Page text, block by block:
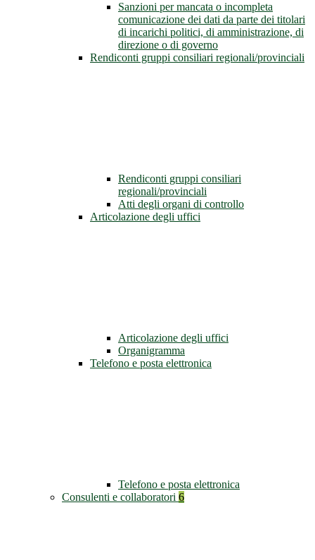
Sanzioni per mancata o incompleta
comunicazione dei dati da parte dei titolari
di incarichi politici, di amministrazione, di
direzione o di governo
Rendiconti gruppi consiliari regionali/provinciali
Rendiconti gruppi consiliari
regionali/provinciali
Atti degli organi di controllo
Articolazione degli uffici
Articolazione degli uffici
Organigramma
Telefono e posta elettronica
Telefono e posta elettronica
Consulenti e collaboratori 6